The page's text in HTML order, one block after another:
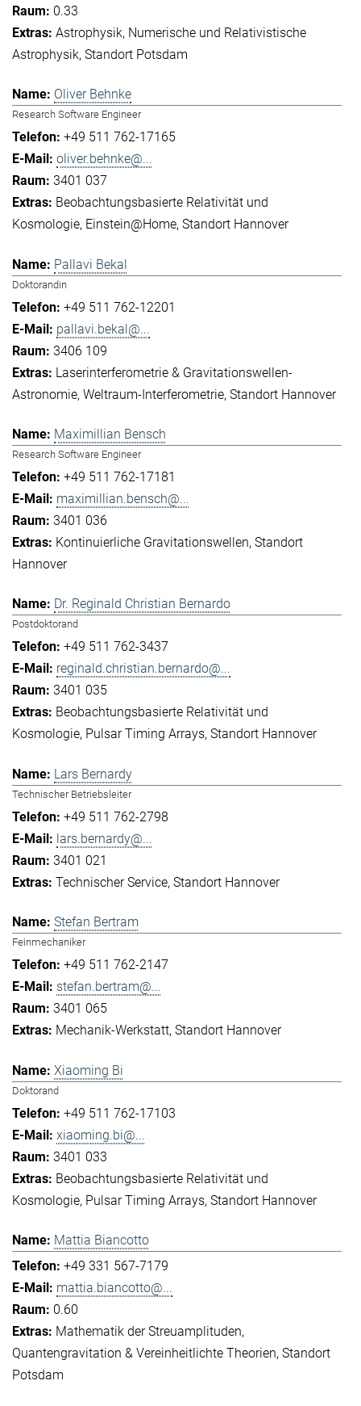
0.33
Astrophysik Numerische und Relativistische
Astrophysik Standort Potsdam
Oliver Behnke
Research Software Engineer
+49 511 762-17165
oliver.behnke@...
3401 037
Beobachtungsbasierte Relativität und
Kosmologie Einstein@Home Standort Hannover
Pallavi Bekal
Doktorandin
+49 511 762-12201
pallavi.bekal@...
3406 109
Laserinterferometrie & Gravitationswellen-
Astronomie Weltraum-Interferometrie Standort Hannover
Maximillian Bensch
Research Software Engineer
+49 511 762-17181
maximillian.bensch@...
3401 036
Kontinuierliche Gravitationswellen Standort
Hannover
Dr. Reginald Christian Bernardo
Postdoktorand
+49 511 762-3437
reginald.christian.bernardo@...
3401 035
Beobachtungsbasierte Relativität und
Kosmologie Pulsar Timing Arrays Standort Hannover
Lars Bernardy
Technischer Betriebsleiter
+49 511 762-2798
lars.bernardy@...
3401 021
Technischer Service Standort Hannover
Stefan Bertram
Feinmechaniker
+49 511 762-2147
stefan.bertram@...
3401 065
Mechanik-Werkstatt Standort Hannover
Xiaoming Bi
Doktorand
+49 511 762-17103
xiaoming.bi@...
3401 033
Beobachtungsbasierte Relativität und
Kosmologie Pulsar Timing Arrays Standort Hannover
Mattia Biancotto
+49 331 567-7179
mattia.biancotto@...
0.60
Mathematik der Streuamplituden
Quantengravitation & Vereinheitlichte Theorien Standort
Potsdam